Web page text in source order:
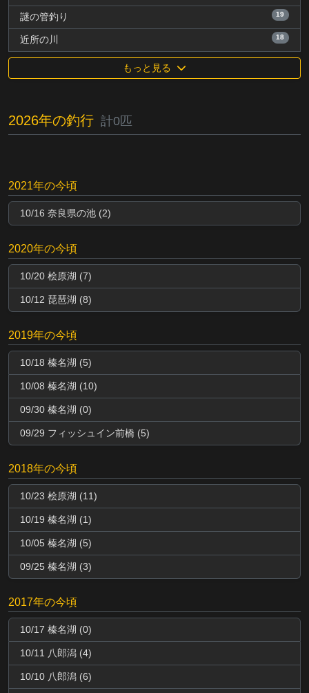
謎の管釣り 19
近所の川 18
もっと見る
2026年の釣行 計0匹
2021年の今頃
10/16 奈良県の池 (2)
2020年の今頃
10/20 桧原湖 (7)
10/12 琵琶湖 (8)
2019年の今頃
10/18 榛名湖 (5)
10/08 榛名湖 (10)
09/30 榛名湖 (0)
09/29 フィッシュイン前橋 (5)
2018年の今頃
10/23 桧原湖 (11)
10/19 榛名湖 (1)
10/05 榛名湖 (5)
09/25 榛名湖 (3)
2017年の今頃
10/17 榛名湖 (0)
10/11 八郎潟 (4)
10/10 八郎潟 (6)